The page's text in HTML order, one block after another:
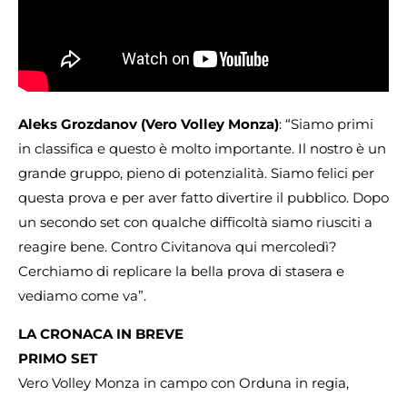
Aleks Grozdanov (Vero Volley Monza): “Siamo primi
in classifica e questo è molto importante. Il nostro è un
grande gruppo, pieno di potenzialità. Siamo felici per
questa prova e per aver fatto divertire il pubblico. Dopo
un secondo set con qualche difficoltà siamo riusciti a
reagire bene. Contro Civitanova qui mercoledì?
Cerchiamo di replicare la bella prova di stasera e
vediamo come va”.
LA CRONACA IN BREVE
PRIMO SET
Vero Volley Monza in campo con Orduna in regia,